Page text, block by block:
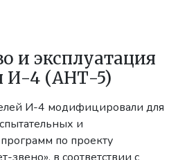
и эксплуатация
И-4 (АНТ-5)
И-4 модифицировали для
и
по проекту